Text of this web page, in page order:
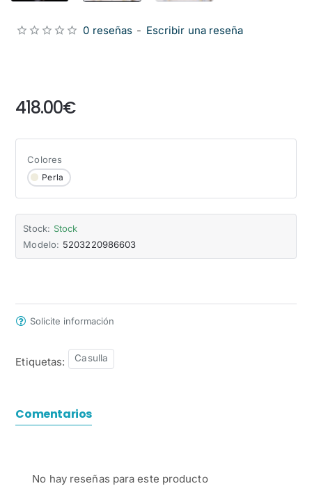
Stock: Stock
Modelo: 5203220986603
0 reseñas - Escribir una reseña
418.00€
Colores
Perla
Solicite información
Etiquetas: Casulla
Comentarios
No hay reseñas para este producto